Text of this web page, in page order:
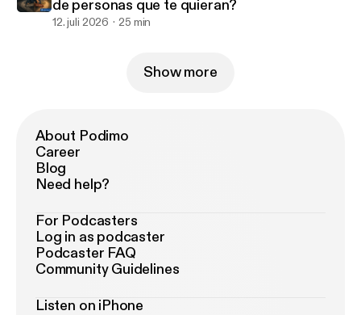
de personas que te quieran?
12. juli 2026 25 min
Show more
About Podimo
Career
Blog
Need help?
For Podcasters
Log in as podcaster
Podcaster FAQ
Community Guidelines
Listen on iPhone